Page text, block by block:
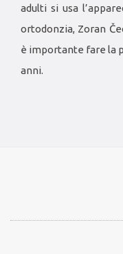
adulti si usa
ortodonzia, Zoran
è importante fare la
anni.